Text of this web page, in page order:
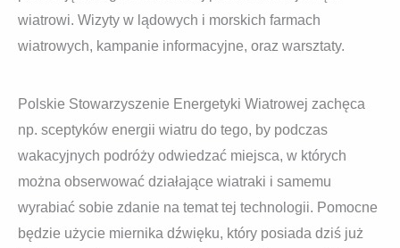
wiatrowi. Wizyty w lądowych i morskich farmach
wiatrowych, kampanie informacyjne, oraz warsztaty.
Polskie Stowarzyszenie Energetyki Wiatrowej zachęca
np. sceptyków energii wiatru do tego, by podczas
wakacyjnych podróży odwiedzać miejsca, w których
można obserwować działające wiatraki i samemu
wyrabiać sobie zdanie na temat tej technologii. Pomocne
będzie użycie miernika dźwięku, który posiada dziś już